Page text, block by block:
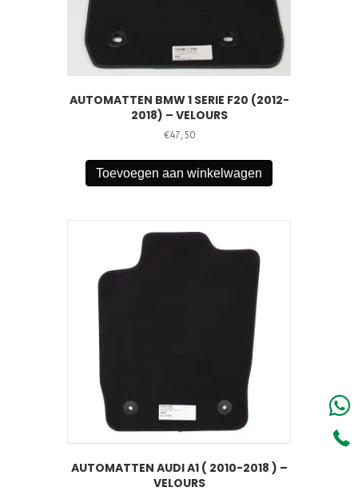
AUTOMATTEN BMW 1 SERIE F20 (2012-
2018) – VELOURS
€47,50
Toevoegen aan winkelwagen
AUTOMATTEN AUDI A1 ( 2010-2018 ) –
VELOURS